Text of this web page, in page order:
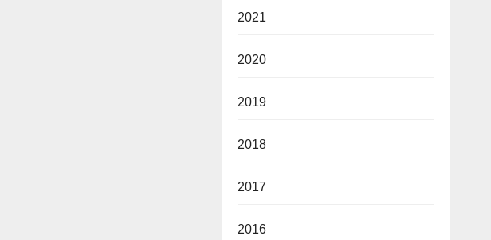
2021
2020
2019
2018
2017
2016